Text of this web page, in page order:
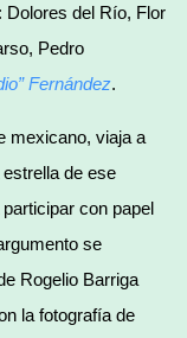
Dolores del Río, Flor
Pedro
”Fernández.
mexicano, viaja a
de ese
con papel
se
Rogelio Barriga
la fotografía de